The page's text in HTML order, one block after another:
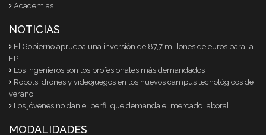
Academias
NOTICIAS
El Gobierno aprueba una inversión de 87,7 millones de euros para la
FP
Los ingenieros son los profesionales más demandados
Robots, drones y videojuegos en los nuevos campus tecnológicos de
verano
Los jóvenes no dan el perfil que demanda el mercado laboral
MODALIDADES